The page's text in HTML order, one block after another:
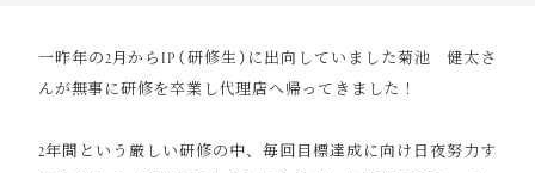
一昨年の2月からIP（研修生）に出向していました菊池 健太さ
んが無事に研修を卒業し代理店へ帰ってきました！
2年間という厳しい研修の中、毎回目標達成に向け日夜努力す